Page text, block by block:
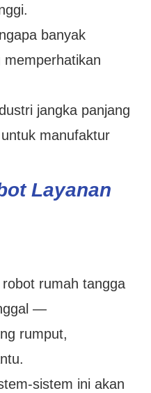
banyak
memperhatikan
jangka panjang
manufaktur
Layanan
rumah tangga
—
rumput,
sistem ini akan